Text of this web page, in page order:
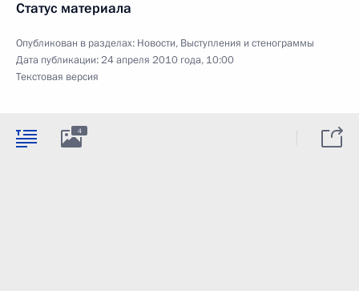
Статус материала
Опубликован в разделах: Новости, Выступления и стенограммы
Дата публикации:24 апреля 2010 года, 10:00
Текстовая версия
4